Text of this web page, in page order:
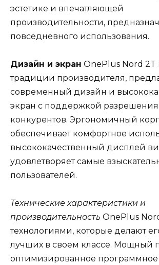
эстетике и впечатляющей
производительности,
повседневного использования.
Дизайн и экран OnePlus Nord 2T
традиции производителя,
современный дизайн и
экран с поддержкой разрешения
конкурентов. Эргономичный
обеспечивает комфортное
высококачественный дисплей
удовлетворяет самые
пользователей.
Технические характеристики и
производительность OnePlus
технологиями, которые делают
лучших в своем классе. Мощный
оптимизированное